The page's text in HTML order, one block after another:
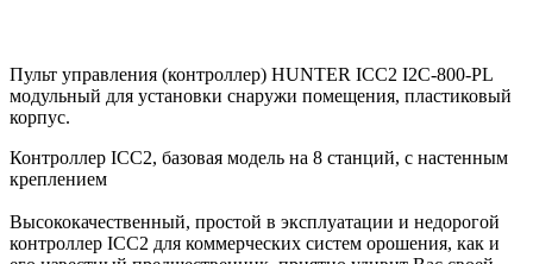
Пульт управления (контроллер) HUNTER ICC2 I2C-800-PL
модульный для установки снаружи помещения, пластиковый
корпус.
Контроллер ICC2, базовая модель на 8 станций, с настенным
креплением
Высококачественный, простой в эксплуатации и недорогой
контроллер ICC2 для коммерческих систем орошения, как и